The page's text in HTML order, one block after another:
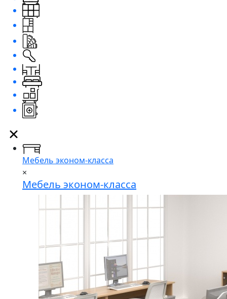
Мебель эконом-класса
×
Мебель эконом-класса